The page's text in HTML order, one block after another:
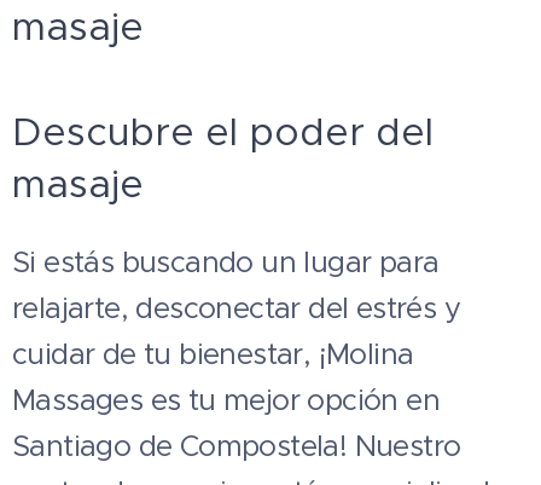
masaje
Descubre el poder del
masaje
Si estás buscando un lugar para
relajarte, desconectar del estrés y
cuidar de tu bienestar, ¡Molina
Massages es tu mejor opción en
Santiago de Compostela! Nuestro